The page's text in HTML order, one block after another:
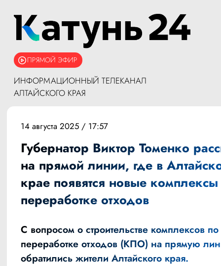
ПРЯМОЙ ЭФИР
ИНФОРМАЦИОННЫЙ ТЕЛЕКАНАЛ
АЛТАЙСКОГО КРАЯ
14 августа 2025 / 17:57
Губернатор Виктор Томенко
на прямой линии, где в
крае появятся новые
переработке отходов
С вопросом о строительстве комплексов по
переработке отходов (КПО) на прямую
обратились жители Алтайского края.